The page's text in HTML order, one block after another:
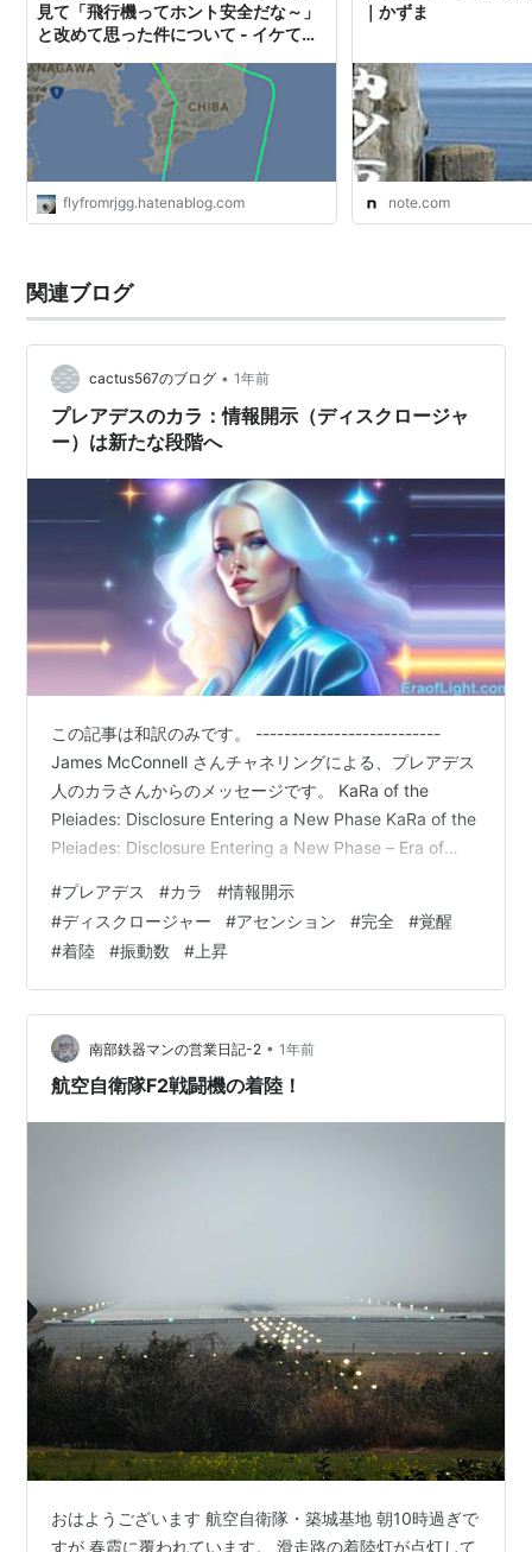
見て「飛行機ってホント安全だな～」
と改めて思った件について - イケてる
flyfromrjgg.hatenablog.com
｜かずま
note.com
関連ブログ
cactus567のブログ • 1年前
プレアデスのカラ：情報開示（ディスクロージャ
ー）は新たな段階へ
この記事は和訳のみです。 --------------------------
James McConnell さんチャネリングによる、プレアデス
人のカラさんからのメッセージです。 KaRa of the
Pleiades: Disclosure Entering a New Phase KaRa of the
Pleiades: Disclosure Entering a New Phase – Era of
から表示の場合、ページの最下部に近いところで言語選
択（コメントがついている場合はそれよりも下です）・
PCからの場合、ページの…
#プレアデス #カラ #情報開示
#ディスクロージャー #アセンション #完全 #覚醒
#着陸 #振動数 #上昇
南部鉄器マンの営業日記-2 • 1年前
航空自衛隊F2戦闘機の着陸！
おはようございます 航空自衛隊・築城基地 朝10時過ぎで
すが 春霞に覆われています。 滑走路の着陸灯が点灯して